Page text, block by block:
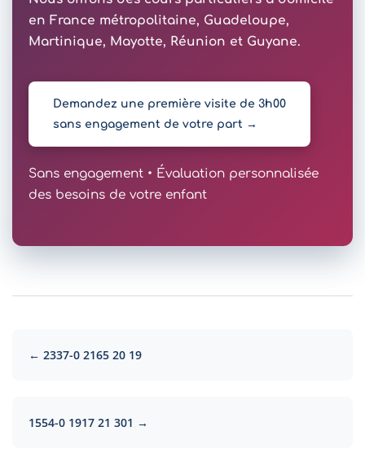
en France métropolitaine, Guadeloupe,
Martinique, Mayotte, Réunion et Guyane.
Demandez une première visite de 3h00
sans engagement de votre part →
Sans engagement • Évaluation personnalisée
des besoins de votre enfant
← 2337-0 2165 20 19
1554-0 1917 21 301 →